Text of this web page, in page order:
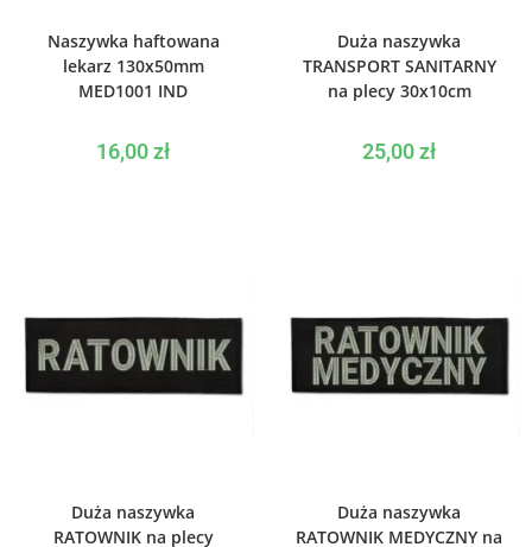
Naszywka haftowana
lekarz 130x50mm
MED1001 IND
16,00zł
Duża naszywka
TRANSPORT SANITARNY
na plecy 30x10cm
25,00zł
Duża naszywka
RATOWNIK na plecy
Duża naszywka
RATOWNIK MEDYCZNY na